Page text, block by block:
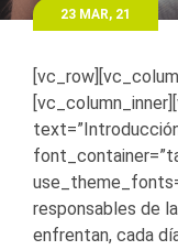
23 MAR, 21
responsables de
enfrentan, cada